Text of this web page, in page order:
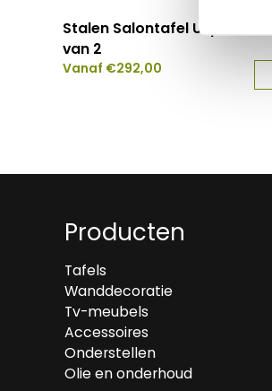
Stalen Salontafel U-poten set
van 2
Vanaf €292,00
Producten
Tafels
Wanddecoratie
Tv-meubels
Accessoires
Onderstellen
Olie en onderhoud